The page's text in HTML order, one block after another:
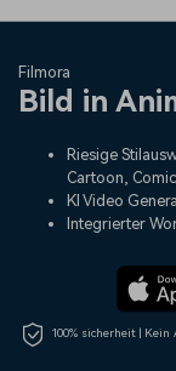
Dienstprogramme
Überblick
Über uns
Presseraum
Plattformen
Funktionen
Assets
KI
Video/Foto
Audio
Lösungen
Soziale Medien
Marketing &
Lifestyle & Spaß
Ressourcen
Video-Prompts
Hilfe-Center
Erste Schritte
Filmora
Bild in
Riesige
Cartoon,
KI Video
Integrierter
100% sicherheit | Kein